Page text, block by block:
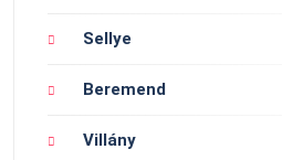
Sellye
Beremend
Villány